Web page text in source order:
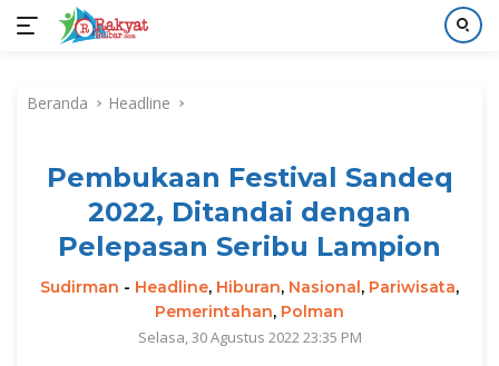
kontenBeranda Headline
Pembukaan Festival Sandeq
2022, Ditandai dengan
Pelepasan Seribu Lampion
Sudirman - Headline, Hiburan, Nasional, Pariwisata,
Pemerintahan, Polman
Selasa, 30 Agustus 2022 23:35 PM